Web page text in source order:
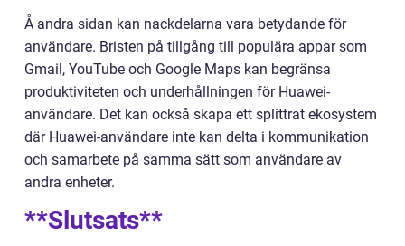
Å andra sidan kan nackdelarna vara betydande för
användare. Bristen på tillgång till populära appar som
Gmail, YouTube och Google Maps kan begränsa
produktiviteten och underhållningen för Huawei-
användare. Det kan också skapa ett splittrat ekosystem
där Huawei-användare inte kan delta i kommunikation
och samarbete på samma sätt som användare av
andra enheter.
**Slutsats**